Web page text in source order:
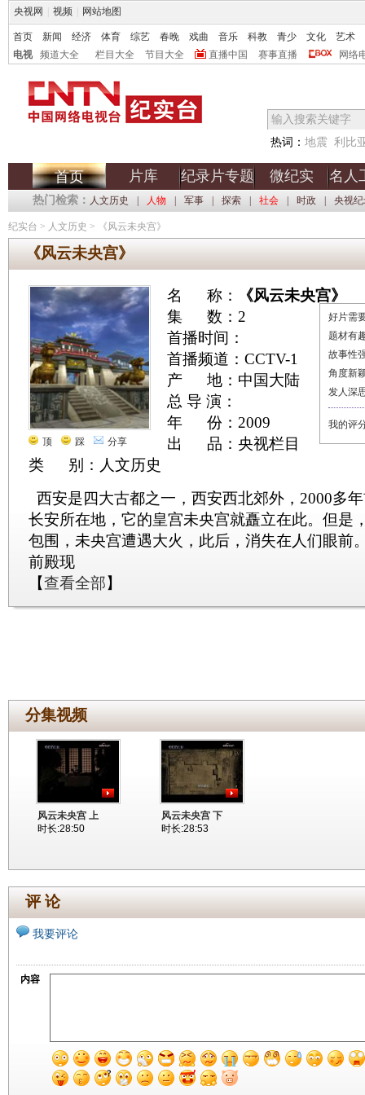
央视网 视频 网站地图
首页 新闻 经济 体育 综艺 春晚 戏曲 音乐 科教 青少 文化
艺术
电视
频道大全 栏目大全 节目大全 直播中国 赛事直播 网络
热词： 地震 利比
首页 片库 纪录片专题 微纪实 名人
热门检索： 人文历史 人物 军事 探索 社会 时政 央视
纪实台 > 人文历史 > 《风云未央宫》
《风云未央宫》
顶 踩 分享
名 称：
《风云未央宫》
集 数：2
首播时间：
首播频道：CCTV-1
产 地：中国大陆
总 导 演：
年 份：2009
出 品：央视栏目
类 别：人文历史
西安是四大古都之一，西安西北郊外，2000多
长安所在地，它的皇宫未央宫就矗立在此。但是
包围，未央宫遭遇大火，此后，消失在人们眼前
前殿现
【查看全部】
好片需
题材有
故事性
角度新
发人深
我的评
分集视频
风云未央宫 上
时长:28:50
风云未央宫 下
时长:28:53
评 论
我要评论
内容